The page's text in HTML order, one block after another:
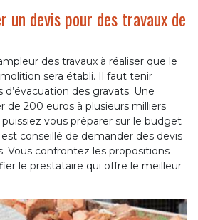
un devis pour des travaux de
des travaux à réaliser que le
sera établi. Il faut tenir
des gravats. Une
200 euros à plusieurs milliers
puissiez vous préparer sur le budget
est conseillé de demander des devis
Vous confrontez les propositions
le prestataire qui offre le meilleur